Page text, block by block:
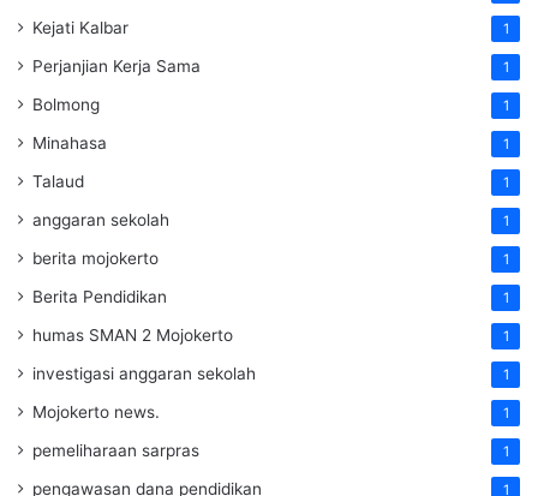
Kejati Kalbar 1
Perjanjian Kerja Sama 1
Bolmong 1
Minahasa 1
Talaud 1
anggaran sekolah 1
berita mojokerto 1
Berita Pendidikan 1
humas SMAN 2 Mojokerto 1
investigasi anggaran sekolah 1
Mojokerto news. 1
pemeliharaan sarpras 1
pengawasan dana pendidikan 1